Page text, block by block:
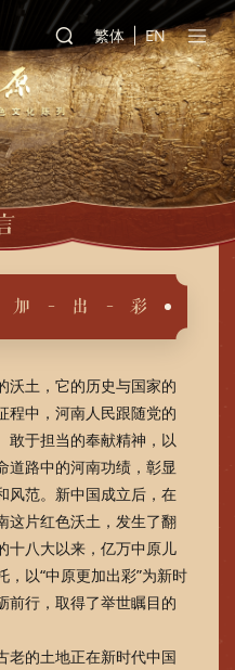
繁体 EN
加 - 出 - 彩
沃土，它的历史与国家的
程中，河南人民跟随党的
敢于担当的奉献精神，以
道路中的河南功绩，彰显
风范。新中国成立后，在
这片红色沃土，发生了翻
十八大以来，亿万中原儿
以“中原更加出彩”为新时
前行，取得了举世瞩目的
老的土地正在新时代中国